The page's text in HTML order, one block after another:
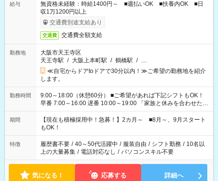
給与
無資格未経験：時給1400円～ ■週払いOK ■扶養内OK ■日
収1万1200円以上
交通費別途支給あり
交通費 交通費全額支給
勤務地
大阪市天王寺区
天王寺駅 / 大阪上本町駅 / 鶴橋駅 / …
≪自宅からドアtoドアで30分以内！≫ご希望の勤務地を紹介
します。
勤務時間
9:00～18:00（休憩60分） ■ご希望があれば下記シフトもOK！
早番 7:00～16:00 遅番 10:00～19:00 「家族と休みを合わせた
い」 「余裕を持って夕飯の準備がしたい」 「できれば残業はし
たくない」 など、ご希望を教えてくださいね。 ※Wワーク希望
の方へ 今ご覧のお仕事で希望する勤務時間と、もう1つのお仕事
の勤務時間。 合計で週40時間を超える場合は応募できません。
期間
【現在も積極採用中！急募！】2カ月～ ■8月～、9月スタート
もOK！
特徴 履歴書不要 / 40～50代活躍中 / 服装自由 / シフト勤務 / 10名以
上の大量募集 / 電話対応なし / パソコンスキル不要
気になる！ 応募する 詳細へ